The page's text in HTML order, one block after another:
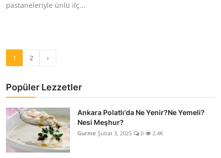
pastaneleriyle ünlü ilç...
1 2 ›
Popüler Lezzetler
Ankara Polatlı'da Ne Yenir?Ne Yemeli?
Nesi Meşhur?
Gurme Şubat 3, 2025 0 2.4K